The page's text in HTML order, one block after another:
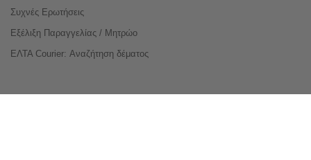
Συχνές Ερωτήσεις
Εξέλιξη Παραγγελίας / Μητρώο
ΕΛΤΑ Courier: Αναζήτηση δέματος